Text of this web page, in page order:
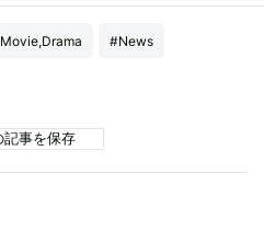
#News
記事を保存